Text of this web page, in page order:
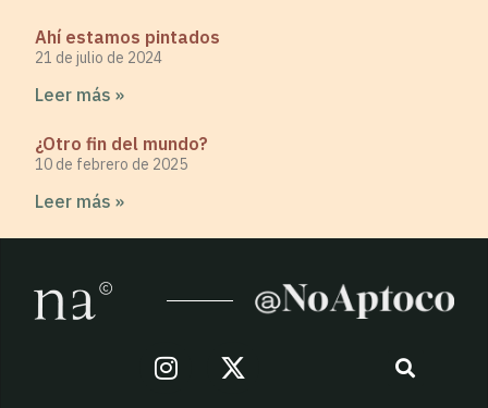
Ahí estamos pintados
21 de julio de 2024
Leer más »
¿Otro fin del mundo?
10 de febrero de 2025
Leer más »